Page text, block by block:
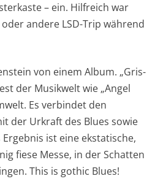
– ein. Hilfreich war
andere LSD-Trip während
von einem Album. „Gris-
der Musikwelt wie „Angel
Es verbindet den
der Urkraft des Blues sowie
ist eine ekstatische,
fiese Messe, in der Schatten
This is gothic Blues!